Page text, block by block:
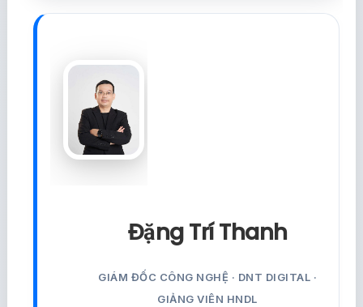
Đặng Trí Thanh
GIÁM ĐỐC CÔNG NGHỆ · DNT DIGITAL ·
GIẢNG VIÊN HNDL